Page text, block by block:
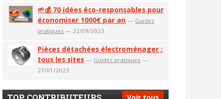
🌱💰 70 idées éco-responsables pour
économiser 1000€ par an — Guides
pratiques — 22/09/2023
Pièces détachées électroménager :
tous les sites — Guides pratiques —
27/01/2023
Voir tous